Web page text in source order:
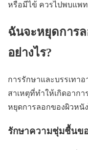
หรือมีไข้ ควรไปพบแพ
ฉันจะหยุดการ
อย่างไร?
การรักษาและบรรเทา
สาเหตุที่ทำให้เกิดอาก
หยุดการลอกของผิวหนั
รักษาความชุ่มชื้นข